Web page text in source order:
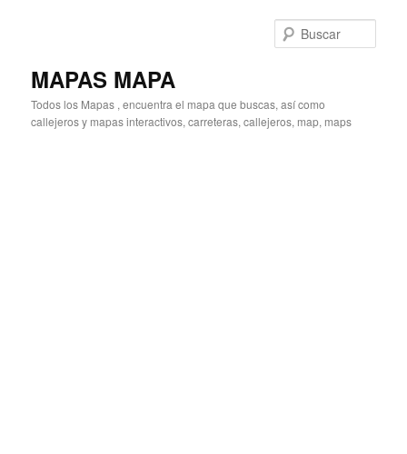
MAPAS MAPA
Todos los Mapas , encuentra el mapa que buscas, así como
callejeros y mapas interactivos, carreteras, callejeros, map, maps